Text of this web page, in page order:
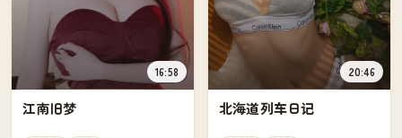
16:58
江南旧梦
20:46
北海道列车日记